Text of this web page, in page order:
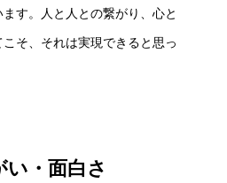
す。人と人との繋がり、心と
そ、それは実現できると思っ
・面白さ